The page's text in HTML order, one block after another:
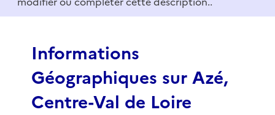
3
Informations
Géographiques sur Azé,
Centre-Val de Loire